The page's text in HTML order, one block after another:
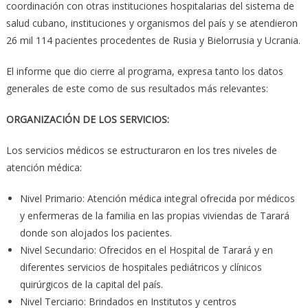
coordinación con otras instituciones hospitalarias del sistema de
salud cubano, instituciones y organismos del país y se atendieron
26 mil 114 pacientes procedentes de Rusia y Bielorrusia y Ucrania.
El informe que dio cierre al programa, expresa tanto los datos
generales de este como de sus resultados más relevantes:
ORGANIZACIÓN DE LOS SERVICIOS:
Los servicios médicos se estructuraron en los tres niveles de
atención médica:
Nivel Primario: Atención médica integral ofrecida por médicos
y enfermeras de la familia en las propias viviendas de Tarará
donde son alojados los pacientes.
Nivel Secundario: Ofrecidos en el Hospital de Tarará y en
diferentes servicios de hospitales pediátricos y clínicos
quirúrgicos de la capital del país.
Nivel Terciario: Brindados en Institutos y centros